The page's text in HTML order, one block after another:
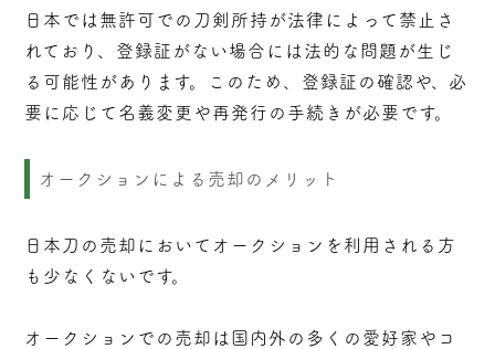
日本では無許可での刀剣所持が法律によって禁止さ
れており、登録証がない場合には法的な問題が生じ
る可能性があります。このため、登録証の確認や、必
要に応じて名義変更や再発行の手続きが必要です。
オークションによる売却のメリット
日本刀の売却においてオークションを利用される方
も少なくないです。
オークションでの売却は国内外の多くの愛好家やコ